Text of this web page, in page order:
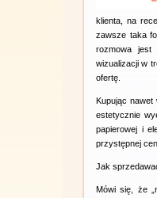
klienta, na
zawsze taka
rozmowa jest
wizualizacji w
ofertę.
Kupując
estetycznie
papierowej i
przystępnej
Jak
Mówi się, że